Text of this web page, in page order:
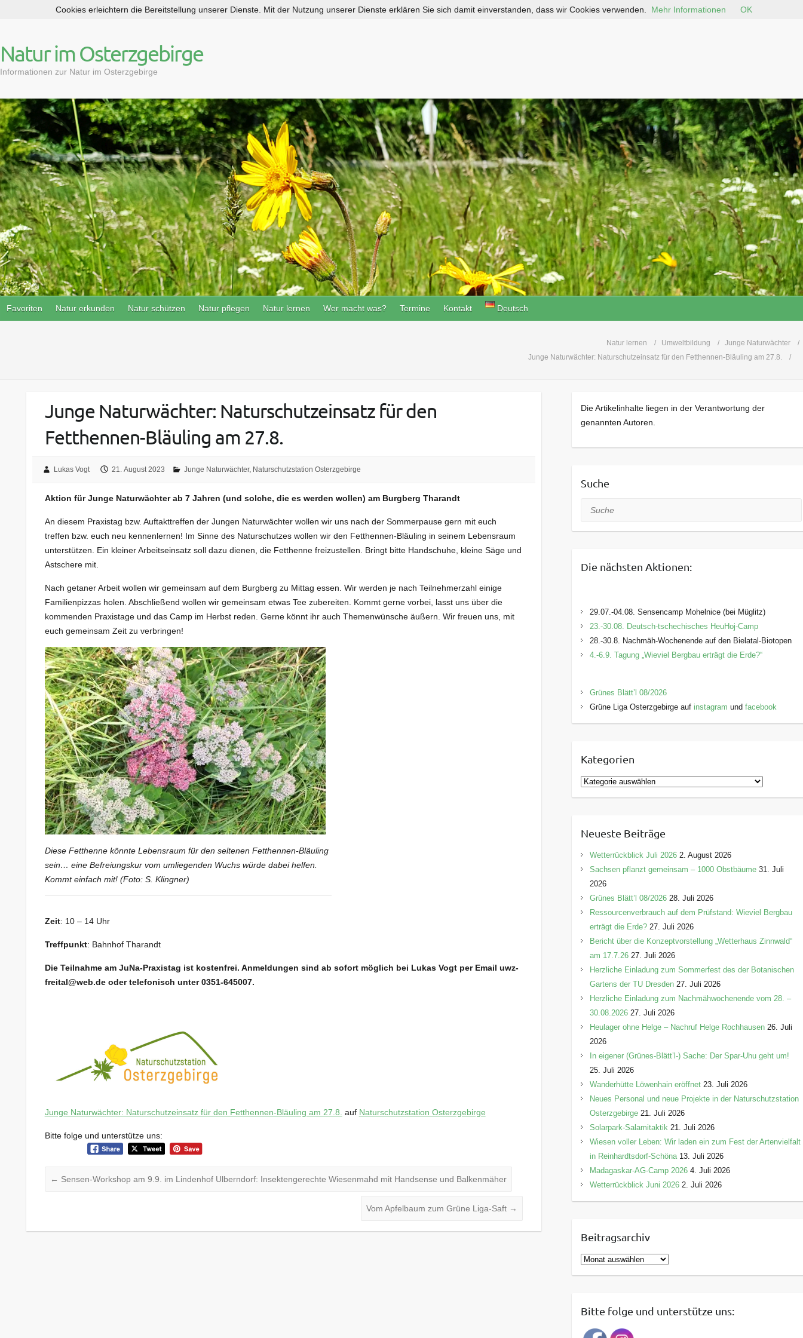
p
t
c
o
n
t
e
n
t
Natur im Osterzgebirge
Informationen zur Natur im Osterzgebirge
Favoriten Natur erkunden Natur schützen Natur pflegen Natur lernen Wer macht was? Termine Kontakt Deutsch
Natur lernen Umweltbildung
Junge Naturwächter
Junge Naturwächter: Naturschutzeinsatz für den Fetthennen-Bläuling am 27.8.
Junge Naturwächter: Naturschutzeinsatz für den
Fetthennen-Bläuling am 27.8.
Lukas Vogt 21. August 2023 Junge Naturwächter, Naturschutzstation Osterzgebirge
Aktion für Junge Naturwächter ab 7 Jahren (und solche, die es werden wollen) am Burgberg Tharandt
An diesem Praxistag bzw. Auftakttreffen der Jungen Naturwächter wollen wir uns nach der Sommerpause gern mit euch
treffen bzw. euch neu kennenlernen! Im Sinne des Naturschutzes wollen wir den Fetthennen-Bläuling in seinem Lebensraum
unterstützen. Ein kleiner Arbeitseinsatz soll dazu dienen, die Fetthenne freizustellen. Bringt bitte Handschuhe, kleine Säge und
Astschere mit.
Nach getaner Arbeit wollen wir gemeinsam auf dem Burgberg zu Mittag essen. Wir werden je nach Teilnehmerzahl einige
Familienpizzas holen. Abschließend wollen wir gemeinsam etwas Tee zubereiten. Kommt gerne vorbei, lasst uns über die
kommenden Praxistage und das Camp im Herbst reden. Gerne könnt ihr auch Themenwünsche äußern. Wir freuen uns, mit
euch gemeinsam Zeit zu verbringen!
Diese Fetthenne könnte Lebensraum für den seltenen Fetthennen-Bläuling
sein… eine Befreiungskur vom umliegenden Wuchs würde dabei helfen.
Kommt einfach mit! (Foto: S. Klingner)
Zeit: 10 – 14 Uhr
Treffpunkt: Bahnhof Tharandt
Die Teilnahme am JuNa-Praxistag ist kostenfrei. Anmeldungen sind ab sofort möglich bei Lukas Vogt per Email uwz-
freital@web.de oder telefonisch unter 0351-645007.
Junge Naturwächter: Naturschutzeinsatz für den Fetthennen-Bläuling am 27.8. auf Naturschutzstation Osterzgebirge
Bitte folge und unterstütze uns:
← Sensen-Workshop am 9.9. im Lindenhof Ulberndorf: Insektengerechte Wiesenmahd mit Handsense und Balkenmäher
Vom Apfelbaum zum Grüne Liga-Saft →
Die Artikelinhalte liegen in der Verantwortung der
genannten Autoren.
Suche
Suche
Die nächsten Aktionen:
29.07.-04.08. Sensencamp Mohelnice (bei Müglitz)
23.-30.08. Deutsch-tschechisches HeuHoj-Camp
28.-30.8. Nachmäh-Wochenende auf den Bielatal-Biotopen
4.-6.9. Tagung „Wieviel Bergbau erträgt die Erde?“
Grünes Blätt’l 08/2026
Grüne Liga Osterzgebirge auf instagram und facebook
Kategorien
K
a
g
o
r
e
n
Neueste Beiträge
Wetterrückblick Juli 2026 2. August 2026
Sachsen pflanzt gemeinsam – 1000 Obstbäume 31. Juli
2026
Grünes Blätt’l 08/2026 28. Juli 2026
Ressourcenverbrauch auf dem Prüfstand: Wieviel Bergbau
erträgt die Erde? 27. Juli 2026
Bericht über die Konzeptvorstellung „Wetterhaus Zinnwald“
am 17.7.26 27. Juli 2026
Herzliche Einladung zum Sommerfest des der Botanischen
Gartens der TU Dresden 27. Juli 2026
Herzliche Einladung zum Nachmähwochenende vom 28. –
30.08.2026 27. Juli 2026
Heulager ohne Helge – Nachruf Helge Rochhausen 26. Juli
2026
In eigener (Grünes-Blätt’l-) Sache: Der Spar-Uhu geht um!
25. Juli 2026
Wanderhütte Löwenhain eröffnet 23. Juli 2026
Neues Personal und neue Projekte in der Naturschutzstation
Osterzgebirge 21. Juli 2026
Solarpark-Salamitaktik 21. Juli 2026
Wiesen voller Leben: Wir laden ein zum Fest der Artenvielfalt
in Reinhardtsdorf-Schöna 13. Juli 2026
Madagaskar-AG-Camp 2026 4. Juli 2026
Wetterrückblick Juni 2026 2. Juli 2026
Beitragsarchiv
B
e
rBitte folge und unterstütze uns:
Cookies erleichtern die Bereitstellung unserer Dienste. Mit der Nutzung unserer Dienste erklären Sie sich damit einverstanden, dass wir Cookies verwenden. Mehr Informationen OK